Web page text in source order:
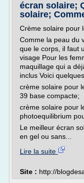
écran solaire;
solaire;
Crème solaire pour
Comme la peau du
que le corps, il faut
visage Pour les
maquillage qui a
inclus Voici
crème solaire pour
39 base compacte;
crème solaire pour
photoequilibrium
Le meilleur écran
en gel ou sans...
Lire la suite
Site : http://